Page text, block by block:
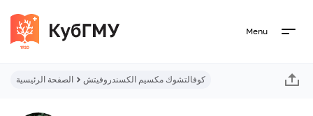
Menu
الصفحة الرئيسية كوفالتشوك مكسيم الكسندروفيتش